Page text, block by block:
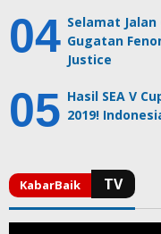
Selamat Jalan
Gugatan
Justice
Hasil SEA V
2019!